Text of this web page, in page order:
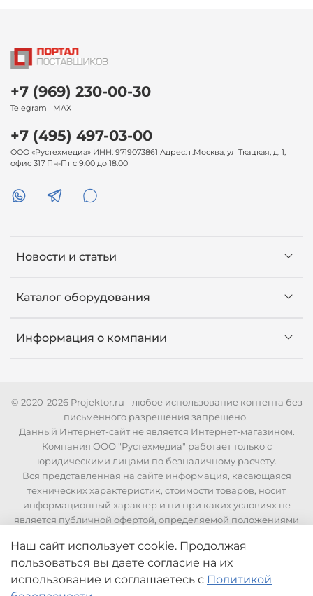
Новости и статьи
Каталог оборудования
Информация о компании
+7 (969) 230-00-30
Telegram | MAX
+7 (495) 497-03-00
ООО «Рустехмедиа» ИНН: 9719073861 Адрес: г.Москва, ул Ткацкая, д. 1,
офис 317 Пн-Пт с 9.00 до 18.00
© 2020-2026 Projektor.ru - любое использование контента без
письменного разрешения запрещено.
Данный Интернет-сайт не является Интернет-магазином.
Компания ООО "Рустехмедиа" работает только с
юридическими лицами по безналичному расчету.
Вся представленная на сайте информация, касающаяся
технических характеристик, стоимости товаров, носит
информационный характер и ни при каких условиях не
является публичной офертой, определяемой положениями
стоимости и технических характеристик необходимо
связаться с нашими менеджерами по телефонам указанным
на сайте.
Наш сайт использует cookie. Продолжая
пользоваться вы даете согласие на их
использование и соглашаетесь с Политикой